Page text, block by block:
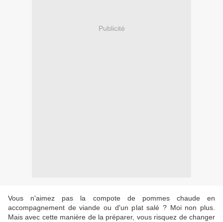
Publicité
Vous n'aimez pas la compote de pommes chaude en
accompagnement de viande ou d'un plat salé ? Moi non plus.
Mais avec cette manière de la préparer, vous risquez de changer